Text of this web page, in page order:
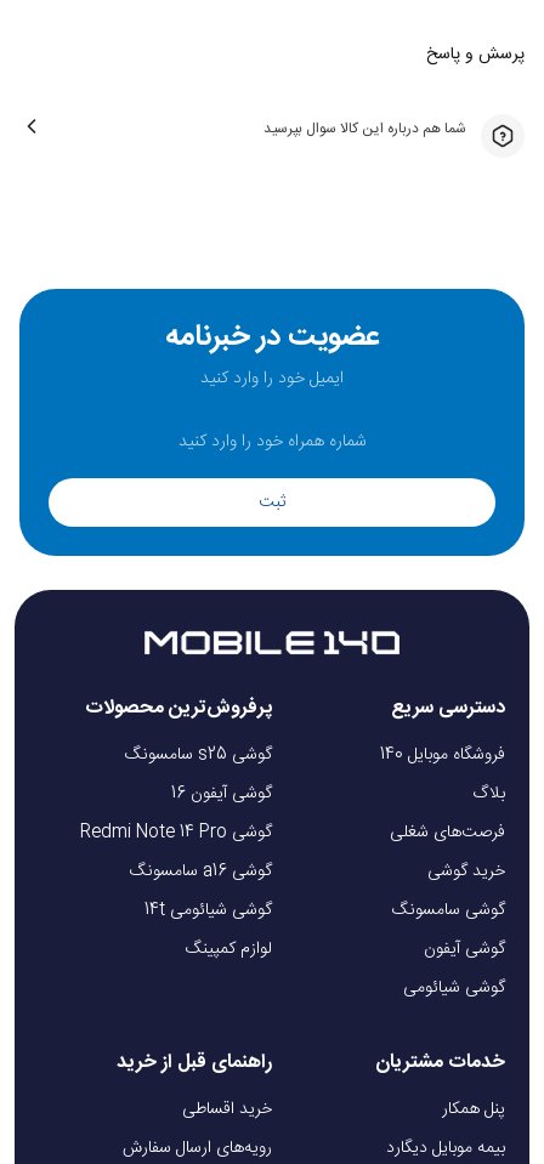
پرسش و پاسخ
شما هم درباره این کالا سوال بپرسید
عضویت در خبرنامه
ثبت
دسترسی سریع
فروشگاه موبایل 140
بلاگ
فرصت‌های شغلی
خرید گوشی
گوشی سامسونگ
گوشی آیفون
گوشی شیائومی
پرفروش‌ترین محصولات
گوشی s25 سامسونگ
گوشی آیفون 16
گوشی Redmi Note 14 Pro
گوشی a16 سامسونگ
گوشی شیائومی 14t
لوازم کمپینگ
خدمات مشتریان
پنل همکار
بیمه موبایل دیگارد
راهنمای قبل از خرید
خرید اقساطی
رویه‌های ارسال سفارش